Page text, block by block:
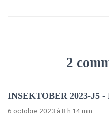
2
INSEKTOBER 2023-J5
6 octobre 2023 à 8 h 14 min